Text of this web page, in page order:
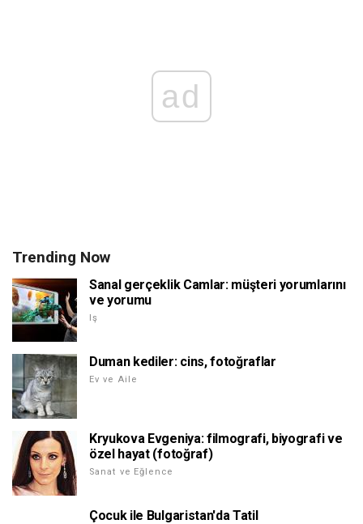
ad
Trending Now
Sanal gerçeklik Camlar: müşteri yorumlarını
ve yorumu
Iş
Duman kediler: cins, fotoğraflar
Ev ve Aile
Kryukova Evgeniya: filmografi, biyografi ve
özel hayat (fotoğraf)
Sanat ve Eğlence
Çocuk ile Bulgaristan'da Tatil